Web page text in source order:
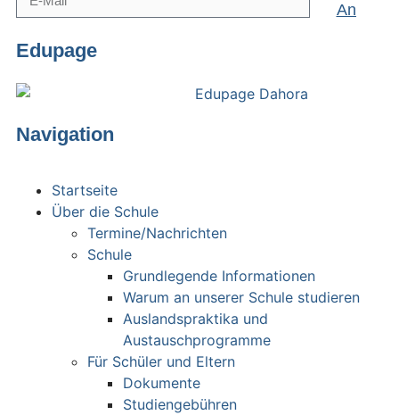
An
Edupage
Navigation
Startseite
Über die Schule
Termine/Nachrichten
Schule
Grundlegende Informationen
Warum an unserer Schule studieren
Auslandspraktika und
Austauschprogramme
Für Schüler und Eltern
Dokumente
Studiengebühren